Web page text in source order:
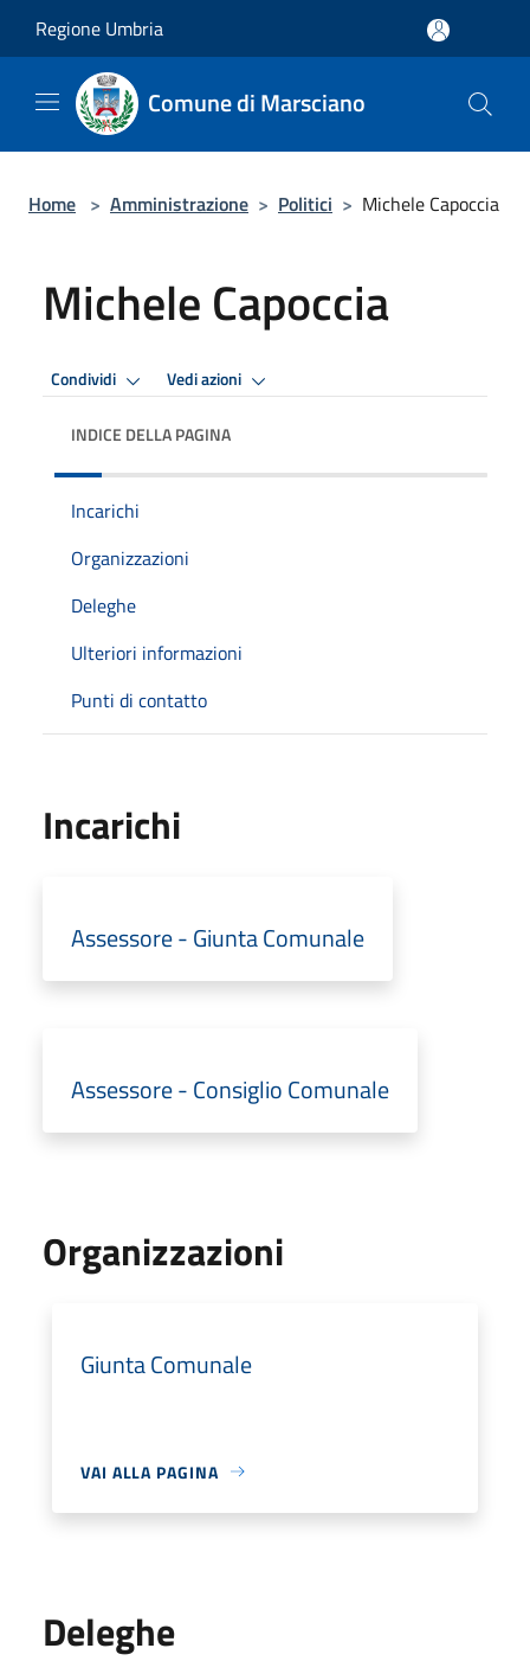
Regione Umbria
Comune di Marsciano
Home > Amministrazione > Politici > Michele Capoccia
Michele Capoccia
Condividi Vedi azioni
INDICE DELLA PAGINA
Incarichi
Organizzazioni
Deleghe
Ulteriori informazioni
Punti di contatto
Incarichi
Assessore - Giunta Comunale
Assessore - Consiglio Comunale
Organizzazioni
Giunta Comunale
VAI ALLA PAGINA
Deleghe